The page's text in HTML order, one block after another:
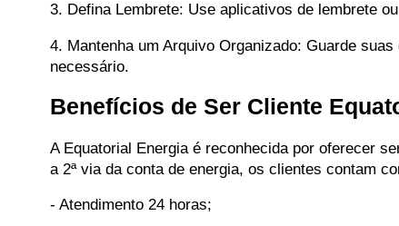
3. Defina Lembrete: Use aplicativos de lembrete
4. Mantenha um Arquivo Organizado: Guarde
necessário.
Benefícios de Ser Cliente
A Equatorial Energia é reconhecida por oferecer
a 2ª via da conta de energia, os clientes contam
- Atendimento 24 horas;